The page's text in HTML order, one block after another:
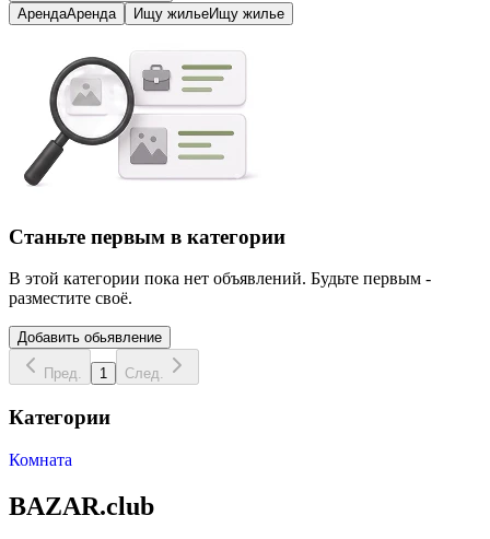
АрендаАренда Ищу жильеИщу жилье
Станьте первым в категории
В этой категории пока нет объявлений. Будьте первым -
разместите своё.
Добавить обьявление
Пред. 1 След.
Категории
Комната
BAZAR.club